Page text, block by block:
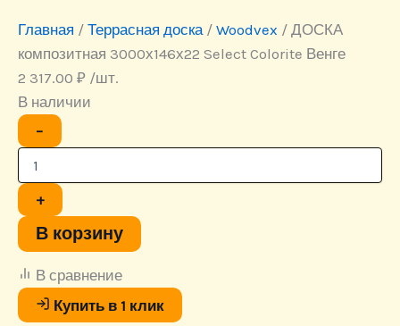
Главная / Террасная доска/ Woodvex / ДОСКА
композитная 3000х146х22 Select Colorite Венге
2 317.00 ₽ /шт.
В наличии
−
Количество
товара
3000х146х22
Select
Colorite
Венге
+
В корзину
В сравнение
Купить в 1 клик